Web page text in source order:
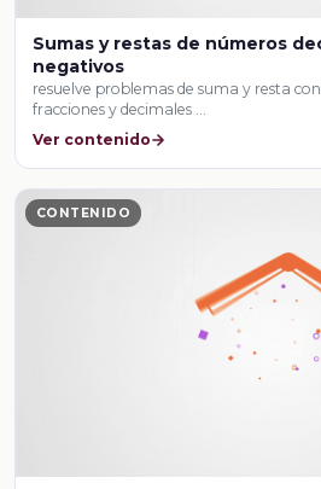
Sumas y restas de números
negativos
resuelve problemas de suma y resta
fracciones y decimales …
Ver contenido
CONTENIDO